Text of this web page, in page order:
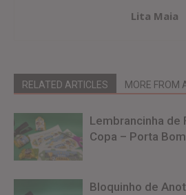
Lita Maia
RELATED ARTICLES MORE FROM
Lembrancinha de
Copa – Porta
Bloquinho de